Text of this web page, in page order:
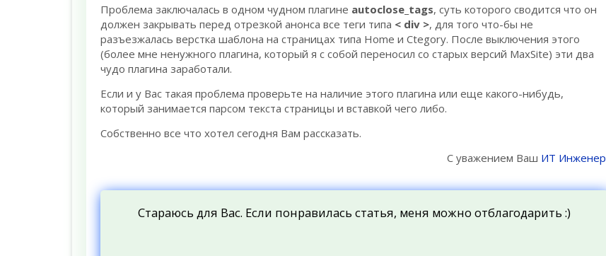
Проблема заключалась в одном чудном плагине autoclose_tags, суть которого сводится что он
должен закрывать перед отрезкой анонса все теги типа < div >, для того что-бы не
разъезжалась верстка шаблона на страницах типа Home и Ctegory. После выключения этого
(более мне ненужного плагина, который я с собой переносил со старых версий MaxSite) эти два
чудо плагина заработали.
Если и у Вас такая проблема проверьте на наличие этого плагина или еще какого-нибудь,
который занимается парсом текста страницы и вставкой чего либо.
Собственно все что хотел сегодня Вам рассказать.
С уважением Ваш ИТ Инженер
Стараюсь для Вас. Если понравилась статья, меня можно отблагодарить :)